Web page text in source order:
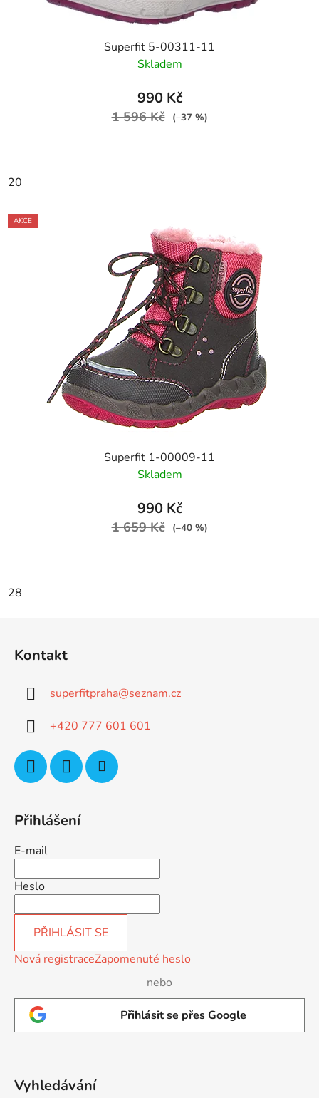
Superfit 5-00311-11
Skladem
990 Kč
1 596 Kč (–37 %)
20
AKCE
Superfit 1-00009-11
Skladem
990 Kč
1 659 Kč (–40 %)
28
Kontakt
superfitpraha@seznam.cz
+420 777 601 601
Přihlášení
E-mail
Heslo
PŘIHLÁSIT SE
Nová registraceZapomenuté heslo
nebo
Přihlásit se přes Google
Vyhledávání